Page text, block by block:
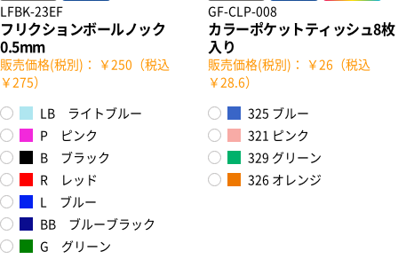
LFBK-23EF
フリクションボールノック
0.5mm
販売価格(税別)： ￥250（税込
￥275）
LB ライトブルー
P ピンク
B ブラック
R レッド
L ブルー
BB ブルーブラック
G グリーン
GF-CLP-008
カラーポケットティッシュ8枚
入り
販売価格(税別)： ￥26（税込
￥28.6）
325 ブルー
321 ピンク
329 グリーン
326 オレンジ